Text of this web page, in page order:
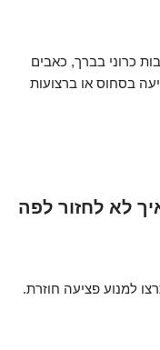
כרוני בברך, כאבים
בסחוס או ברצועות
לא לחזור לפה
למנוע פציעה חוזרת.